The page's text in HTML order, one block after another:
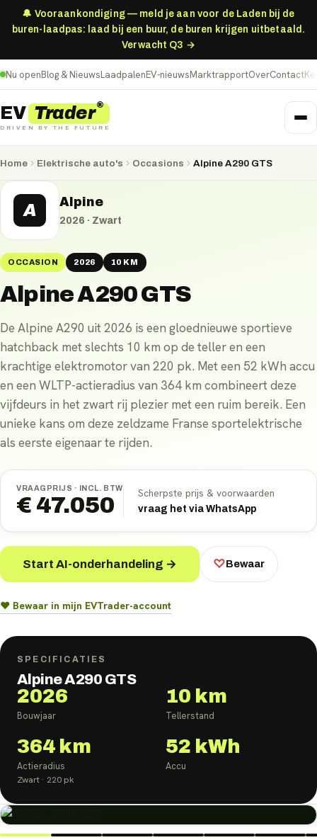
🔔 Vooraankondiging — meld je aan voor de Laden bij de
buren-laadpas: laad bij een buur, de buren krijgen uitbetaald.
Verwacht Q3 →
Nu openBlog & NieuwsLaadpalenEV-nieuwsMarktrapportOverContact
EV Trader®
DRIVEN BY THE FUTURE
Home Elektrische auto's Occasions Alpine A290 GTS
A Alpine
2026 · Zwart
OCCASION 2026 10 KM
Alpine A290 GTS
De Alpine A290 uit 2026 is een gloednieuwe sportieve
hatchback met slechts 10 km op de teller en een
krachtige elektromotor van 220 pk. Met een 52 kWh accu
en een WLTP-actieradius van 364 km combineert deze
vijfdeurs in het zwart rij plezier met een ruim bereik. Een
unieke kans om deze zeldzame Franse sportelektrische
als eerste eigenaar te rijden.
VRAAGPRIJS · INCL. BTW
€ 47.050
Scherpste prijs & voorwaarden
vraag het via WhatsApp
Start AI-onderhandeling → ♡Bewaar
♥ Bewaar in mijn EVTrader-account
SPECIFICATIES
Alpine A290 GTS
2026
Bouwjaar
10 km
Tellerstand
364 km
Actieradius
52 kWh
Accu
Zwart · 220 pk